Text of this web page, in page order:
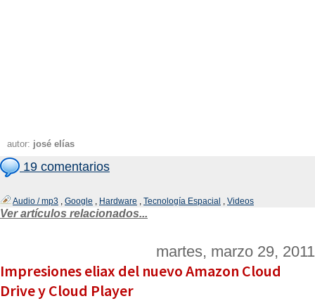
autor: josé elías
19 comentarios
Audio / mp3 , Google , Hardware , Tecnología Espacial , Videos
Ver artículos relacionados...
martes, marzo 29, 2011
Impresiones eliax del nuevo Amazon Cloud
Drive y Cloud Player